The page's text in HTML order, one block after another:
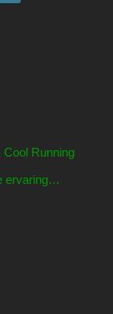
Running
ervaring…